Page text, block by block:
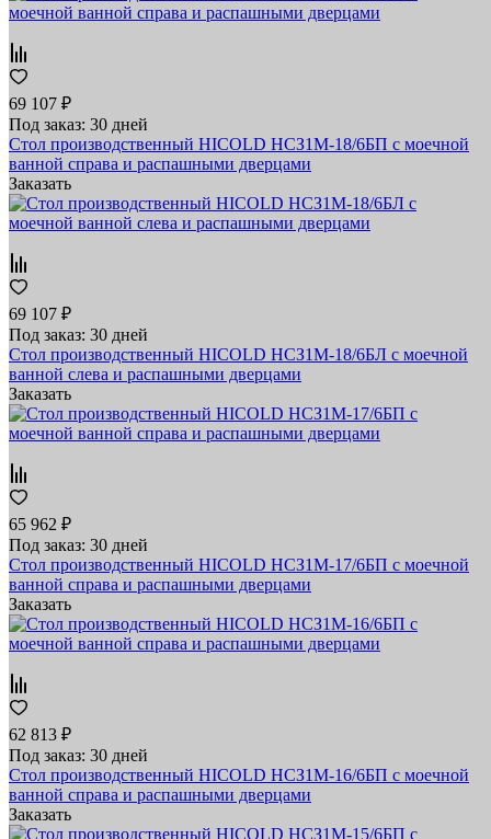
69 107 ₽
Под заказ: 30 дней
Стол производственный HICOLD НСЗ1М-18/6БП с моечной
ванной справа и распашными дверцами
Заказать
69 107 ₽
Под заказ: 30 дней
Стол производственный HICOLD НСЗ1М-18/6БЛ с моечной
ванной слева и распашными дверцами
Заказать
65 962 ₽
Под заказ: 30 дней
Стол производственный HICOLD НСЗ1М-17/6БП с моечной
ванной справа и распашными дверцами
Заказать
62 813 ₽
Под заказ: 30 дней
Стол производственный HICOLD НСЗ1М-16/6БП с моечной
ванной справа и распашными дверцами
Заказать